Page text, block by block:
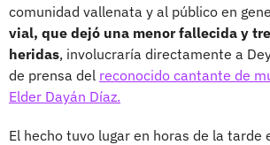
comunidad vallenata y al público en
vial, que dejó una menor fallecida y
heridas, involucraría directamente a
de prensa del reconocido cantante de
Elder Dayán Díaz.
El hecho tuvo lugar en horas de la tarde